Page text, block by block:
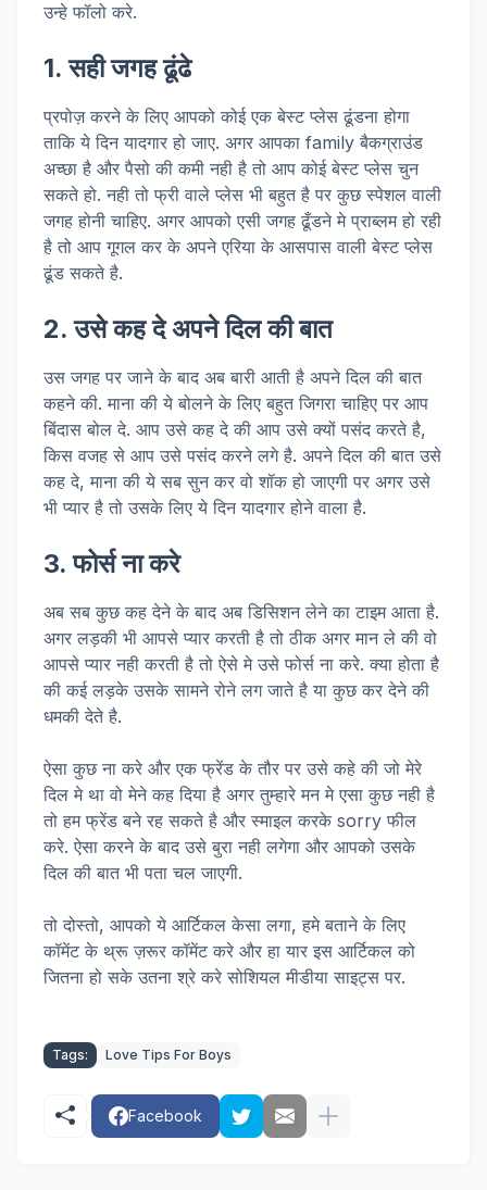
उन्हे फॉलो करे.
1. सही जगह ढूंढे
प्रपोज़ करने के लिए आपको कोई एक बेस्ट प्लेस ढूंडना होगा
ताकि ये दिन यादगार हो जाए. अगर आपका family बैकग्राउंड
अच्छा है और पैसो की कमी नही है तो आप कोई बेस्ट प्लेस चुन
सकते हो. नही तो फ्री वाले प्लेस भी बहुत है पर कुछ स्पेशल वाली
जगह होनी चाहिए. अगर आपको एसी जगह ढूँडने मे प्राब्लम हो रही
है तो आप गूगल कर के अपने एरिया के आसपास वाली बेस्ट प्लेस
ढूंड सकते है.
2. उसे कह दे अपने दिल की बात
उस जगह पर जाने के बाद अब बारी आती है अपने दिल की बात
कहने की. माना की ये बोलने के लिए बहुत जिगरा चाहिए पर आप
बिंदास बोल दे. आप उसे कह दे की आप उसे क्यों पसंद करते है,
किस वजह से आप उसे पसंद करने लगे है. अपने दिल की बात उसे
कह दे, माना की ये सब सुन कर वो शॉक हो जाएगी पर अगर उसे
भी प्यार है तो उसके लिए ये दिन यादगार होने वाला है.
3. फोर्स ना करे
अब सब कुछ कह देने के बाद अब डिसिशन लेने का टाइम आता है.
अगर लड़की भी आपसे प्यार करती है तो ठीक अगर मान ले की वो
आपसे प्यार नही करती है तो ऐसे मे उसे फोर्स ना करे. क्या होता है
की कई लड़के उसके सामने रोने लग जाते है या कुछ कर देने की
धमकी देते है.
ऐसा कुछ ना करे और एक फ्रेंड के तौर पर उसे कहे की जो मेरे
दिल मे था वो मेने कह दिया है अगर तुम्हारे मन मे एसा कुछ नही है
तो हम फ्रेंड बने रह सकते है और स्माइल करके sorry फील
करे. ऐसा करने के बाद उसे बुरा नही लगेगा और आपको उसके
दिल की बात भी पता चल जाएगी.
तो दोस्तो, आपको ये आर्टिकल केसा लगा, हमे बताने के लिए
कॉमेंट के थ्रू ज़रूर कॉमेंट करे और हा यार इस आर्टिकल को
जितना हो सके उतना श्रे करे सोशियल मीडीया साइट्स पर.
Tags: Love Tips For Boys
Facebook